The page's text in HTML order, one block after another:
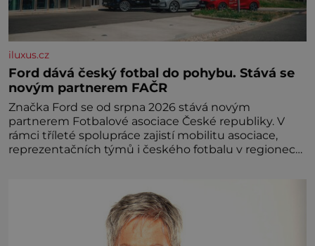
iluxus.cz
Ford dává český fotbal do pohybu. Stává se
novým partnerem FAČR
Značka Ford se od srpna 2026 stává novým
partnerem Fotbalové asociace České republiky. V
rámci tříleté spolupráce zajistí mobilitu asociace,
reprezentačních týmů i českého fotbalu v regionech.